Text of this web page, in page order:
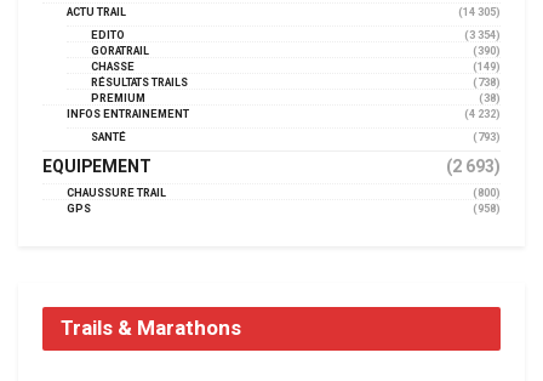
ACTU TRAIL
(14 305)
EDITO
(3 354)
GORATRAIL
(390)
CHASSE
(149)
RÉSULTATS TRAILS
(738)
PREMIUM
(38)
INFOS ENTRAINEMENT
(4 232)
SANTÉ
(793)
EQUIPEMENT (2 693)
CHAUSSURE TRAIL
(800)
GPS
(958)
Trails & Marathons